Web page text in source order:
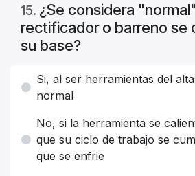
15. ¿Se considera
rectificador o barreno se
su base?
Si, al ser herramientas del
normal
No, si la herramienta se
que su ciclo de trabajo se
que se enfrie